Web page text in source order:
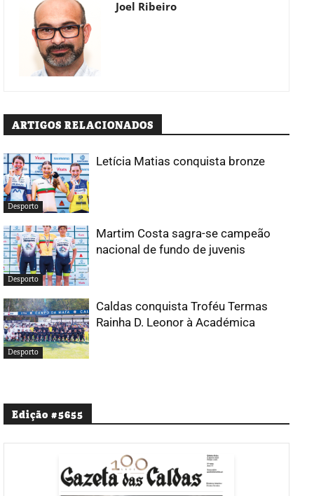
Joel Ribeiro
ARTIGOS RELACIONADOS
Desporto
Letícia Matias conquista bronze
Desporto
Martim Costa sagra-se campeão
nacional de fundo de juvenis
Desporto
Caldas conquista Troféu Termas
Rainha D. Leonor à Académica
Edição #5655